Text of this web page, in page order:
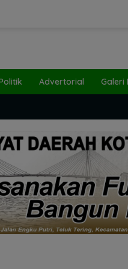
Advertorial Galeri